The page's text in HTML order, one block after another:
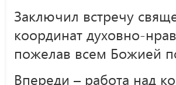
Заключил встречу
координат духовно-
пожелав всем Божией
Впереди – работа над